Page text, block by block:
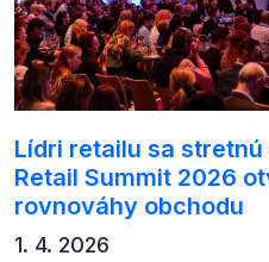
Lídri retailu sa
Retail Summit 2026
rovnováhy obchodu
1. 4. 2026